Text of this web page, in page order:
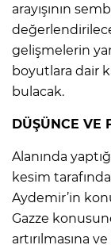
arayışının
gelişmelerin
boyutlara dair
bulacak.
DÜŞÜNCE VE
Alanında
kesim
Aydemir’in
Gazze
artırılmasına